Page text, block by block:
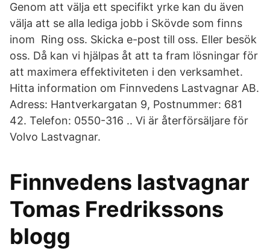
Genom att välja ett specifikt yrke kan du även
välja att se alla lediga jobb i Skövde som finns
inom Ring oss. Skicka e-post till oss. Eller besök
oss. Då kan vi hjälpas åt att ta fram lösningar för
att maximera effektiviteten i den verksamhet.
Hitta information om Finnvedens Lastvagnar AB.
Adress: Hantverkargatan 9, Postnummer: 681
42. Telefon: 0550-316 .. Vi är återförsäljare för
Volvo Lastvagnar.
Finnvedens lastvagnar
Tomas Fredrikssons
blogg